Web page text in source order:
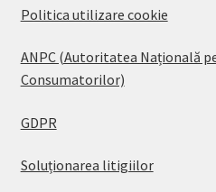
Politica utilizare cookie
ANPC (Autoritatea Națională
Consumatorilor)
GDPR
Soluționarea litigiilor